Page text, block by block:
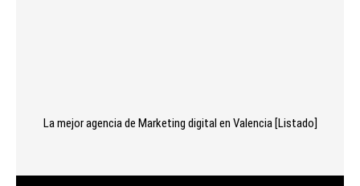
La mejor agencia de Marketing digital en Valencia [Listado]